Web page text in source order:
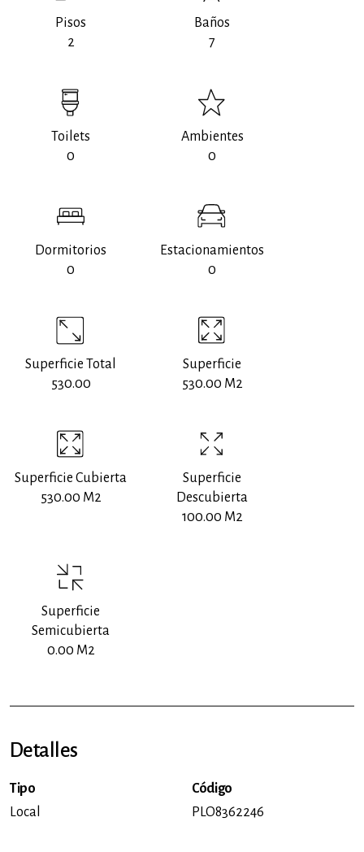
Pisos
2
Baños
7
Toilets
0
Ambientes
0
Dormitorios
0
Estacionamientos
0
Superficie Total
530.00
Superficie
530.00 M2
Superficie Cubierta
530.00 M2
Superficie
Descubierta
100.00 M2
Superficie
Semicubierta
0.00 M2
Detalles
Tipo
Local
Código
PLO8362246